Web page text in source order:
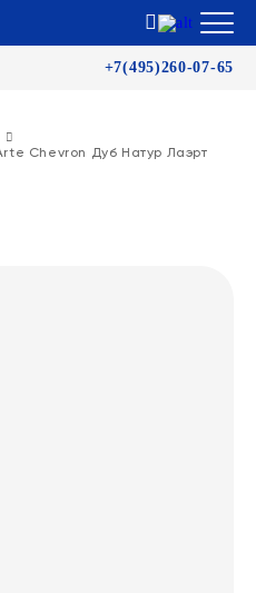
+7(495)260-07-65
Chevron Дуб Натур Лаэрт